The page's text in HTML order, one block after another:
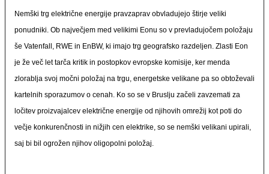
Nemški trg električne energije pravzaprav obvladujejo štirje veliki
ponudniki. Ob največjem med velikimi Eonu so v prevladujočem položaju
še Vatenfall, RWE in EnBW, ki imajo trg geografsko razdeljen. Zlasti Eon
je že več let tarča kritik in postopkov evropske komisije, ker menda
zlorablja svoj močni položaj na trgu, energetske velikane pa so obtoževali
kartelnih sporazumov o cenah. Ko so se v Bruslju začeli zavzemati za
ločitev proizvajalcev električne energije od njihovih omrežij kot poti do
večje konkurenčnosti in nižjih cen elektrike, so se nemški velikani upirali,
saj bi bil ogrožen njihov oligopolni položaj.